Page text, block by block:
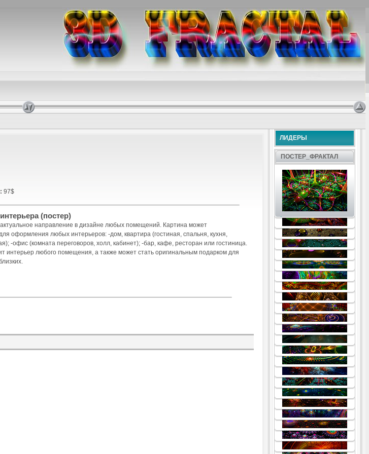
ЛИДЕРЫ
ПОСТЕР_ФРАКТАЛ
.
.
.
.
.
.
.
.
.
.
.
.
.
.
.
.
.
.
.
.
.
97$
(постер)
направление в дизайне любых помещений. Картина может
оформления любых интерьеров: -дом, квартира (гостиная, спальня, кухня,
-офис (комната переговоров, холл, кабинет); -бар, кафе, ресторан или гостиница.
интерьер любого помещения, а также может стать оригинальным подарком для